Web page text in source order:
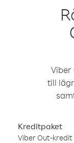
Viber
till
Kreditpaket
Viber Out-